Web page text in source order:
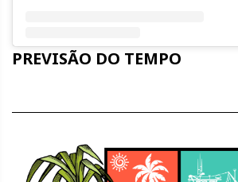
Embed
PREVISÃO DO TEMPO